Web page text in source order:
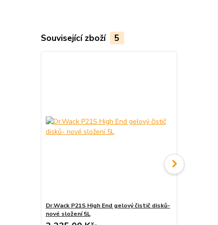
Související zboží 5
Dr.Wack P21S High End gelový čistič disků-
nové složení 5L